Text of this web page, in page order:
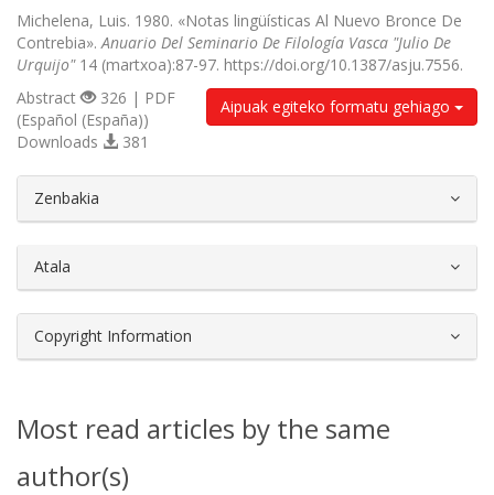
Michelena, Luis. 1980. «Notas lingüísticas Al Nuevo Bronce De
Contrebia».Anuario Del Seminario De Filología Vasca "Julio De
Urquijo"14 (martxoa):87-97. https://doi.org/10.1387/asju.7556.
Aipuak egiteko formatu gehiago
Abstract
326 | PDF
(Español (España))
Downloads
381
Zenbakia
Atala
Copyright Information
Most read articles by the same
author(s)